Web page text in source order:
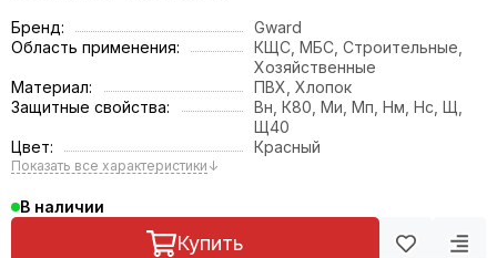
Бренд:
Gward
Область применения:
КЩС, МБС, Строительные,
Хозяйственные
Материал:
ПВХ, Хлопок
Защитные свойства:
Вн, К80, Ми, Мп, Нм, Нс, Щ,
Щ40
Цвет:
Красный
Показать все характеристики ↓
В наличии
Купить